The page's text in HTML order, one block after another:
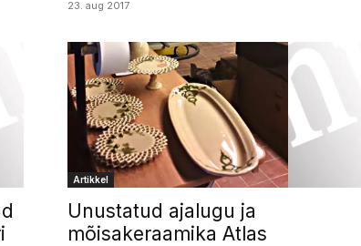
23. aug 2017
Artikkel
Unustatud ajalugu ja
mõisakeraamika Atlas